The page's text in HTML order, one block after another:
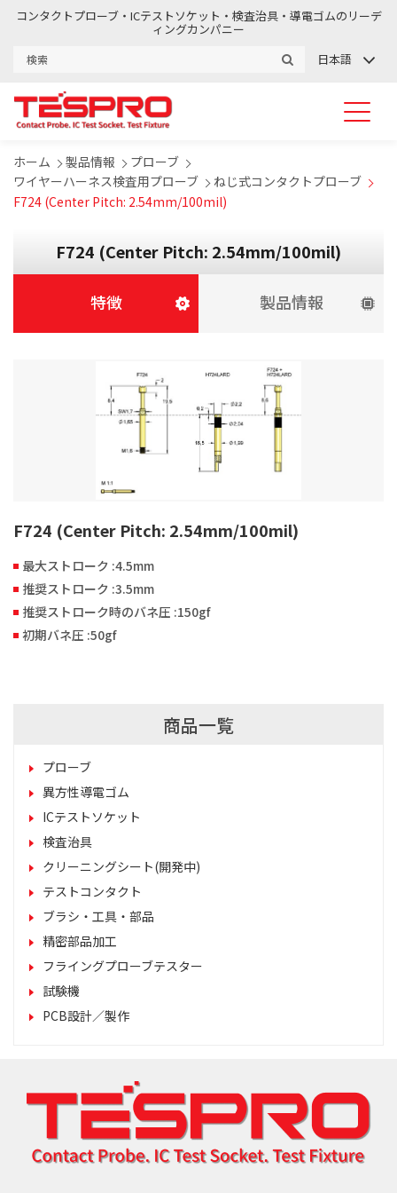
コンタクトプローブ・ICテストソケット・検査治具・導電ゴムのリーデ
ィングカンパニー
日本語
ホーム 製品情報
プローブ
ワイヤーハーネス検査用プローブ
ねじ式コンタクトプローブ
F724 (Center Pitch: 2.54mm/100mil)
F724 (Center Pitch: 2.54mm/100mil)
特徴 製品情報
F724 (Center Pitch: 2.54mm/100mil)
最大ストローク :4.5mm
推奨ストローク :3.5mm
推奨ストローク時のバネ圧 :150gf
初期バネ圧 :50gf
商品一覧
プローブ
異方性導電ゴム
ICテストソケット
検査治具
クリーニングシート(開発中)
テストコンタクト
ブラシ・工具・部品
精密部品加工
フライングプローブテスター
試験機
PCB設計／製作